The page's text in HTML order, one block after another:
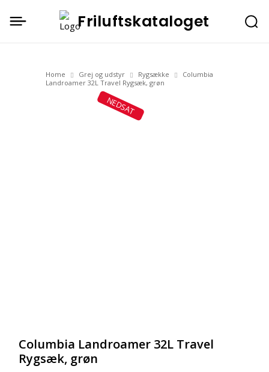
Friluftskataloget
Home Grej og udstyr Rygsække
Columbia
Landroamer 32L Travel Rygsæk, grøn
NEDSAT
Columbia Landroamer 32L Travel
Rygsæk, grøn